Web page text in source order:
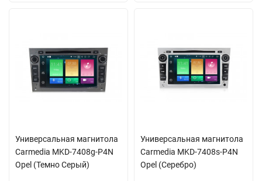
Универсальная магнитола
Сarmedia MKD-7408g-P4N
Opel (Темно Серый)
Универсальная магнитола
Сarmedia MKD-7408s-P4N
Opel (Серебро)